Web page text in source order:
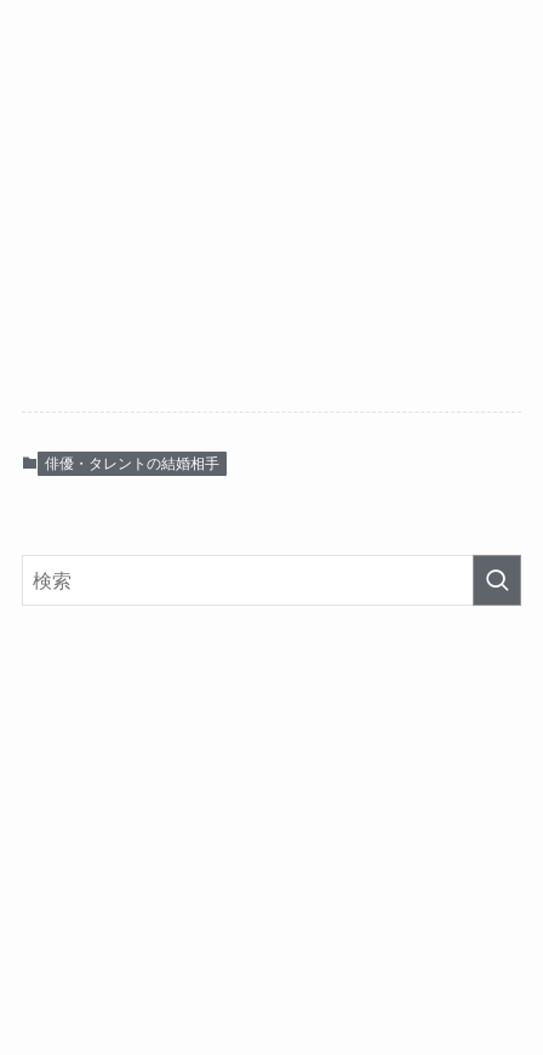
俳優・タレントの結婚相手